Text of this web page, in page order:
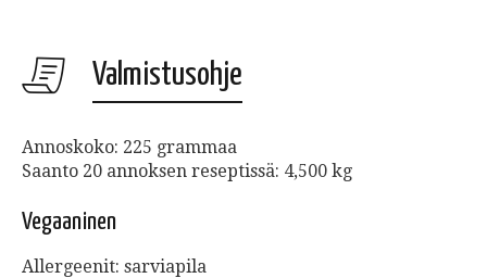
Valmistusohje
Annoskoko: 225 grammaa
Saanto 20 annoksen reseptissä: 4,500 kg
Vegaaninen
Allergeenit: sarviapila